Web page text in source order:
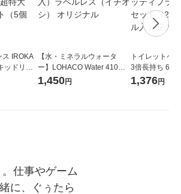
ス IROKA
ッドリリ
め替え 超
ト（5個
【水・ミネラルウォータ
ー】LOHACO Water 410ml
1箱（20本入）ラベルレス
（イチオシ） オリジナル
1,450円
トイレットペ
3倍長持ち 6ロール
紙配合 スコッ
パック 1セッ
1,376円
仕事やゲーム
に、ぐぅたら